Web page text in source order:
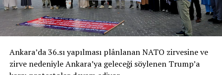
İmza Kampanyası’nın Bildiri Metni
NATO’YA HAYIR!
NATO ZİRVESİ İHANETTİR!
Ankara’da 36.sı yapılması plânlanan NATO zirvesine ve
zirve nedeniyle Ankara’ya geleceği söylenen Trump’a